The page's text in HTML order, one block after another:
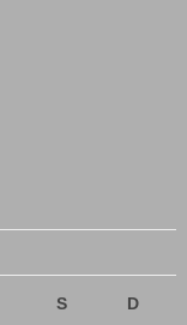
S D